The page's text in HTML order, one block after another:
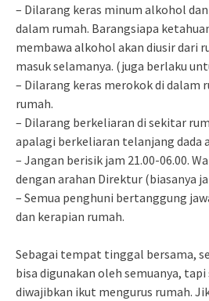
– Dilarang keras minum alkohol
dalam rumah. Barangsiapa
membawa alkohol akan diusir dari
masuk selamanya. (juga berlaku
– Dilarang keras merokok di dalam
rumah.
– Dilarang berkeliaran di sekitar
apalagi berkeliaran telanjang dada
– Jangan berisik jam 21.00-06.00.
dengan arahan Direktur (biasanya
– Semua penghuni bertanggung
dan kerapian rumah.
Sebagai tempat tinggal bersama,
bisa digunakan oleh semuanya,
diwajibkan ikut mengurus rumah.